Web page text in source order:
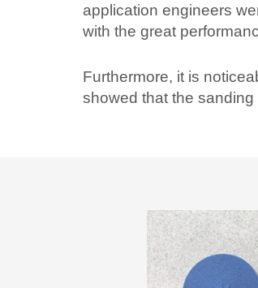
application engineers
with the great
Furthermore, it is
showed that the